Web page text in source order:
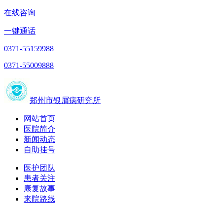
在线咨询
一键通话
0371-55159988
0371-55009888
郑州市银屑病研究所
网站首页
医院简介
新闻动态
自助挂号
医护团队
患者关注
康复故事
来院路线